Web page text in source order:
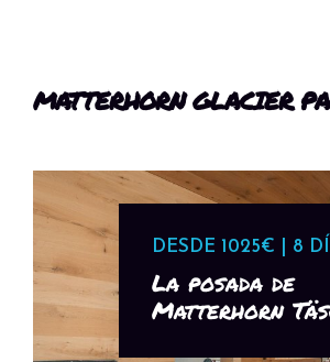
MATTERHORN GLACIER
DESDE 1025€ | 8
La posada de
Matterhorn